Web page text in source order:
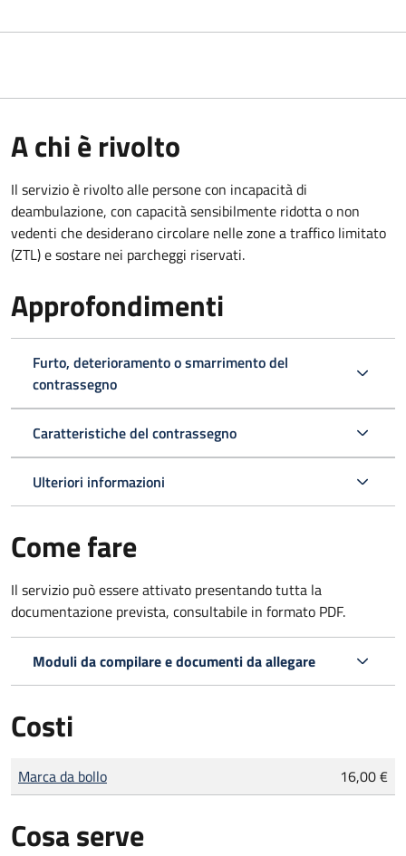
A chi è rivolto
Il servizio è rivolto alle persone con incapacità di
deambulazione, con capacità sensibilmente ridotta o non
vedenti che desiderano circolare nelle zone a traffico limitato
(ZTL) e sostare nei parcheggi riservati.
Approfondimenti
Furto, deterioramento o smarrimento del
contrassegno
Caratteristiche del contrassegno
Ulteriori informazioni
Come fare
Il servizio può essere attivato presentando tutta la
documentazione prevista, consultabile in formato PDF.
Moduli da compilare e documenti da allegare
Costi
Tipo di pagamento
Importo
Marca da bollo 16,00 €
Cosa serve